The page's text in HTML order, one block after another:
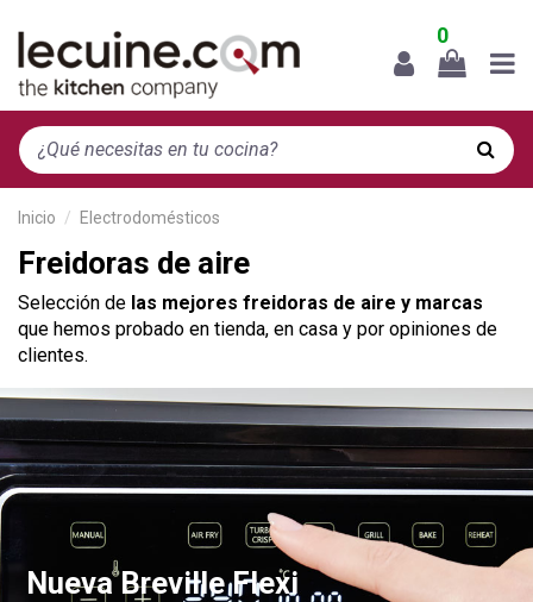
0
Inicio Electrodomésticos
Freidoras de aire
Selección de las mejores freidoras de aire y marcas
que hemos probado en tienda, en casa y por opiniones de
clientes.
Nueva Breville Flexi